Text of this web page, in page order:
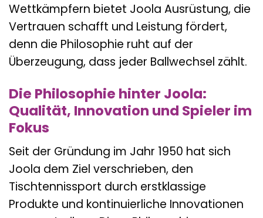
Wettkämpfern bietet Joola Ausrüstung, die
Vertrauen schafft und Leistung fördert,
denn die Philosophie ruht auf der
Überzeugung, dass jeder Ballwechsel zählt.
Die Philosophie hinter Joola:
Qualität, Innovation und Spieler im
Fokus
Seit der Gründung im Jahr 1950 hat sich
Joola dem Ziel verschrieben, den
Tischtennissport durch erstklassige
Produkte und kontinuierliche Innovationen